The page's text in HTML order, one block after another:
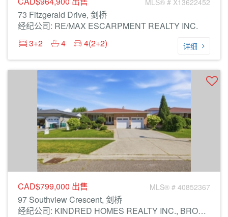
MLS® # X13622452
73 Fitzgerald Drive, 剑桥
经纪公司: RE/MAX ESCARPMENT REALTY INC.
3+2
4 4(2+2) 详细
CAD$799,000 出售 MLS® # 40852367
97 Southview Crescent, 剑桥
经纪公司: KINDRED HOMES REALTY INC., BROKERAGE